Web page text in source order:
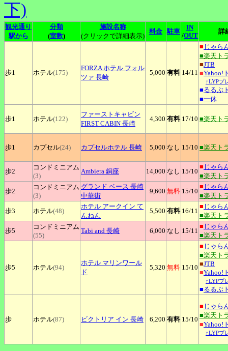
下)
観光通り
駅から
分類
(室数)
施設名称
(クリックで詳細表示)
料金 駐車
IN
/OUT
詳
歩1 ホテル(175)
FORZAホテル フォル
ツァ 長崎
5,000 有料 14/11
■ じゃら
■楽天ト
■JTB
■Yahoo!
↑LYPプ
■るるぶ
■一休
歩1 ホテル(122)
ファーストキャビン
FIRST CABIN 長崎
4,300 有料 17/10 ■楽天ト
歩1 カプセル(24) カプセルホテル 長崎 5,000 なし 15/10 ■楽天ト
歩2
コンドミニアム
(3)
Ambiera 銅座 14,000 なし 15/10
■ じゃら
■楽天ト
歩2
コンドミニアム
(3)
グランド ベース 長崎
中華街
9,600 無料 15/10
■ じゃら
■楽天ト
歩3
ホテル(48)
ホテル アークイン て
んねん
5,500 有料 16/11
■ じゃら
■楽天ト
歩5
コンドミニアム
(55)
Tabi and 長崎 6,000 なし 15/11
■ じゃら
■楽天ト
歩5 ホテル(94)
ホテル マリンワール
ド
5,320 無料 15/10
■ じゃら
■楽天ト
■JTB
■Yahoo!
↑LYPプ
■るるぶ
歩 ホテル(87) ビクトリア イン 長崎 6,200 有料 15/10
■ じゃら
■楽天ト
■Yahoo!
↑LYPプ